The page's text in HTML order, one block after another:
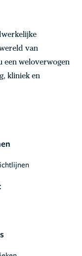
van
een weloverwogen
kliniek en